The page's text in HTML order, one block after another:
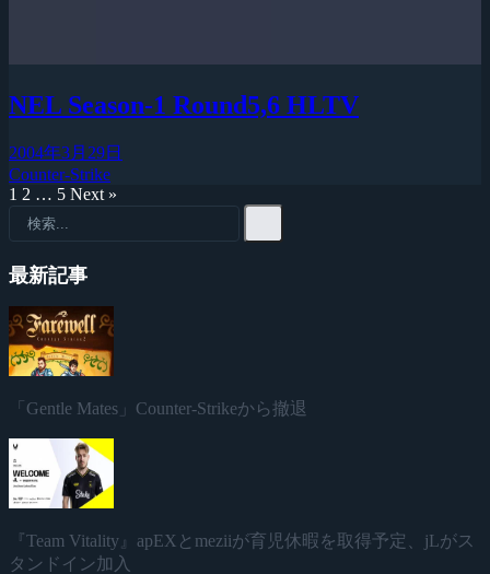
NEL Season-1 Round5,6 HLTV
2004年3月29日
Counter-Strike
1 2 … 5 Next »
最新記事
「Gentle Mates」Counter-Strikeから撤退
『Team Vitality』apEXとmeziiが育児休暇を取得予定、jLがス
タンドイン加入